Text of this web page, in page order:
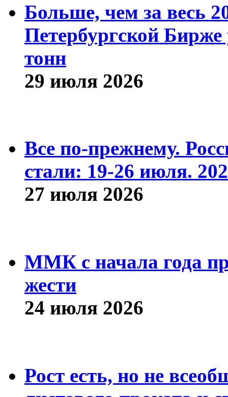
Больше, чем за весь
Петербургской
тонн
29 июля 2026
Все по-прежнему.
стали: 19-26 июля.
27 июля 2026
ММК с начала года
жести
24 июля 2026
Рост есть, но не